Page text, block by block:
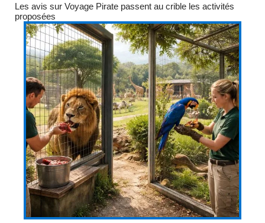
Les avis sur Voyage Pirate passent au crible les activités
proposées